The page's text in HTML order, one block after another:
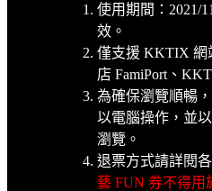
使用期間：2021/
效。
僅支援 KKTIX 網
店 FamiPort、
為確保瀏覽順暢
以電腦操作，並以
瀏覽。
退票方式請詳閱
藝 FUN 券不得用